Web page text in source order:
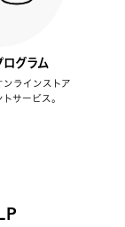
ログラム
ラインストア
サービス。